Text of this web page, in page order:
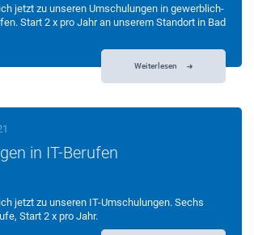
jetzt zu unseren Umschulungen in gewerblich-
Start 2 x pro Jahr an unserem Standort in Bad
Weiterlesen
in IT-Berufen
jetzt zu unseren IT-Umschulungen. Sechs
Start 2 x pro Jahr.